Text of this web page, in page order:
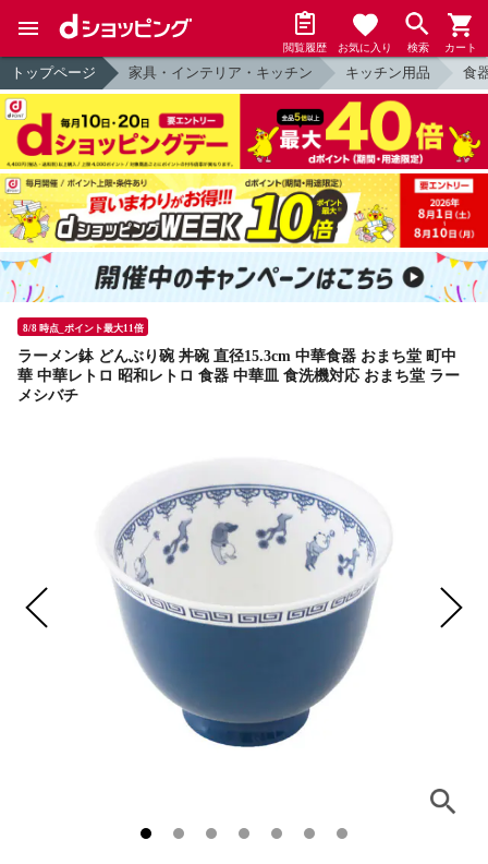
閲覧履歴 お気に入り 検索 カート
トップページ 家具・インテリア・キッチン キッチン用品 食
8/8 時点_ポイント最大11倍
ラーメン鉢 どんぶり碗 丼碗 直径15.3cm 中華食器 おまち堂 町中
華 中華レトロ 昭和レトロ 食器 中華皿 食洗機対応 おまち堂 ラー
メシバチ